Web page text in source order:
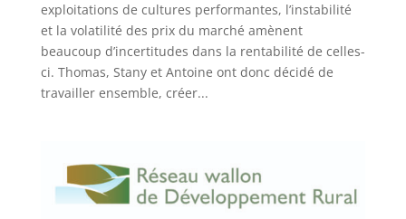
exploitations de cultures performantes, l’instabilité
et la volatilité des prix du marché amènent
beaucoup d’incertitudes dans la rentabilité de celles-
ci. Thomas, Stany et Antoine ont donc décidé de
travailler ensemble, créer...